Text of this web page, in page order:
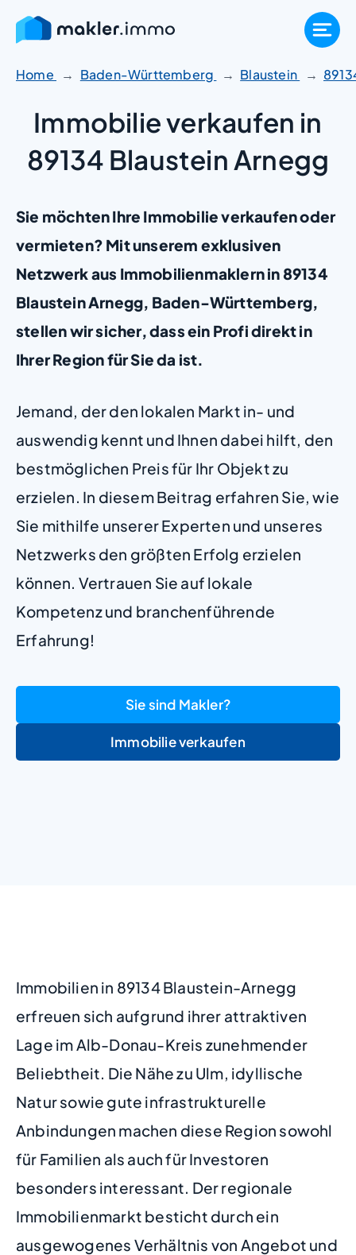
Zum
Inhalt
springen
Home Baden-Württemberg Blaustein
Immobilie verkaufen in
89134 Blaustein Arnegg
Sie möchten Ihre Immobilie verkaufen oder
vermieten? Mit unserem exklusiven
Netzwerk aus Immobilienmaklern in 89134
Blaustein Arnegg, Baden-Württemberg,
stellen wir sicher, dass ein Profi direkt in
Ihrer Region für Sie da ist.
Jemand, der den lokalen Markt in- und
auswendig kennt und Ihnen dabei hilft, den
bestmöglichen Preis für Ihr Objekt zu
erzielen. In diesem Beitrag erfahren Sie, wie
Sie mithilfe unserer Experten und unseres
Netzwerks den größten Erfolg erzielen
können. Vertrauen Sie auf lokale
Kompetenz und branchenführende
Erfahrung!
Sie sind Makler?
Immobilie verkaufen
Immobilien in 89134 Blaustein-Arnegg
erfreuen sich aufgrund ihrer attraktiven
Lage im Alb-Donau-Kreis zunehmender
Beliebtheit. Die Nähe zu Ulm, idyllische
Natur sowie gute infrastrukturelle
Anbindungen machen diese Region sowohl
für Familien als auch für Investoren
besonders interessant. Der regionale
Immobilienmarkt besticht durch ein
ausgewogenes Verhältnis von Angebot und